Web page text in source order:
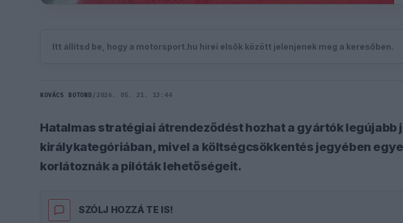
Itt állítsd be, hogy a motorsport.hu hírei elsők között jelenjenek meg a keresőben.
KOVÁCS BOTOND / 2026. 05. 21. 13:44
Hatalmas stratégiai átrendeződést hozhat a gyártók legújabb
királykategóriában, mivel a költségcsökkentés jegyében
korlátoznák a pilóták lehetőségeit.
SZÓLJ HOZZÁ TE IS!